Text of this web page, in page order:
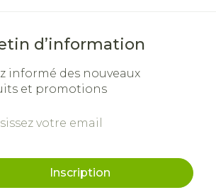
d’information
informé des nouveaux
et promotions
mail
Inscription